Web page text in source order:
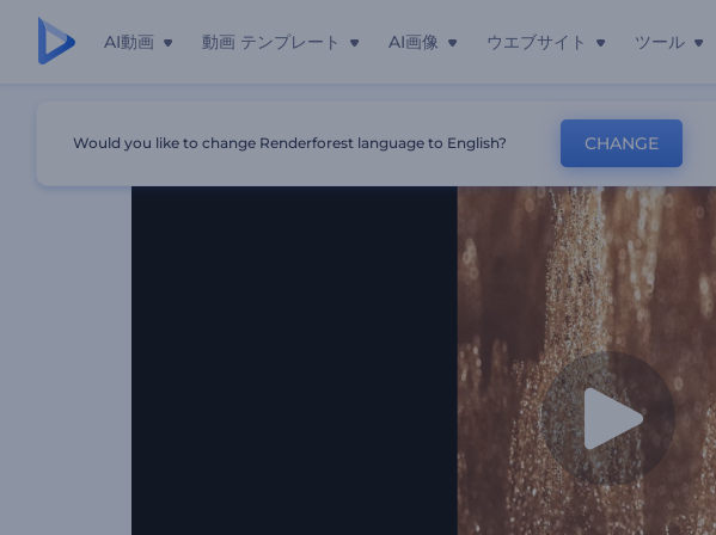
AI動画 動画 テンプレート AI画像 ウエブサイト ツール
Would you like to change Renderforest language to English? CHANGE